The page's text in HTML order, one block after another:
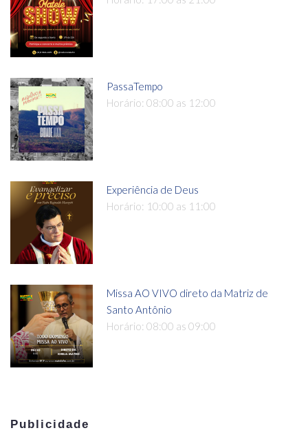
PassaTempo
Horário: 08:00 as 12:00
Experiência de Deus
Horário: 10:00 as 11:00
Missa AO VIVO direto da Matriz de
Santo Antônio
Horário: 08:00 as 09:00
Publicidade